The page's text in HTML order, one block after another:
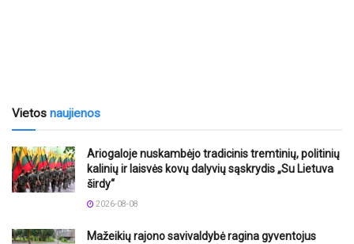
Vietos naujienos
Ariogaloje nuskambėjo tradicinis tremtinių, politinių
kalinių ir laisvės kovų dalyvių sąskrydis „Su Lietuva
širdy“
2026-08-08
Mažeikių rajono savivaldybė ragina gyventojus